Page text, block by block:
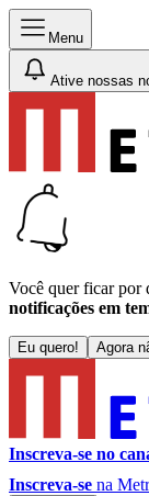
Menu
Ative nossas
Você quer ficar por
notificações em
Eu quero! Agora
Inscreva-se no
Inscreva-se na